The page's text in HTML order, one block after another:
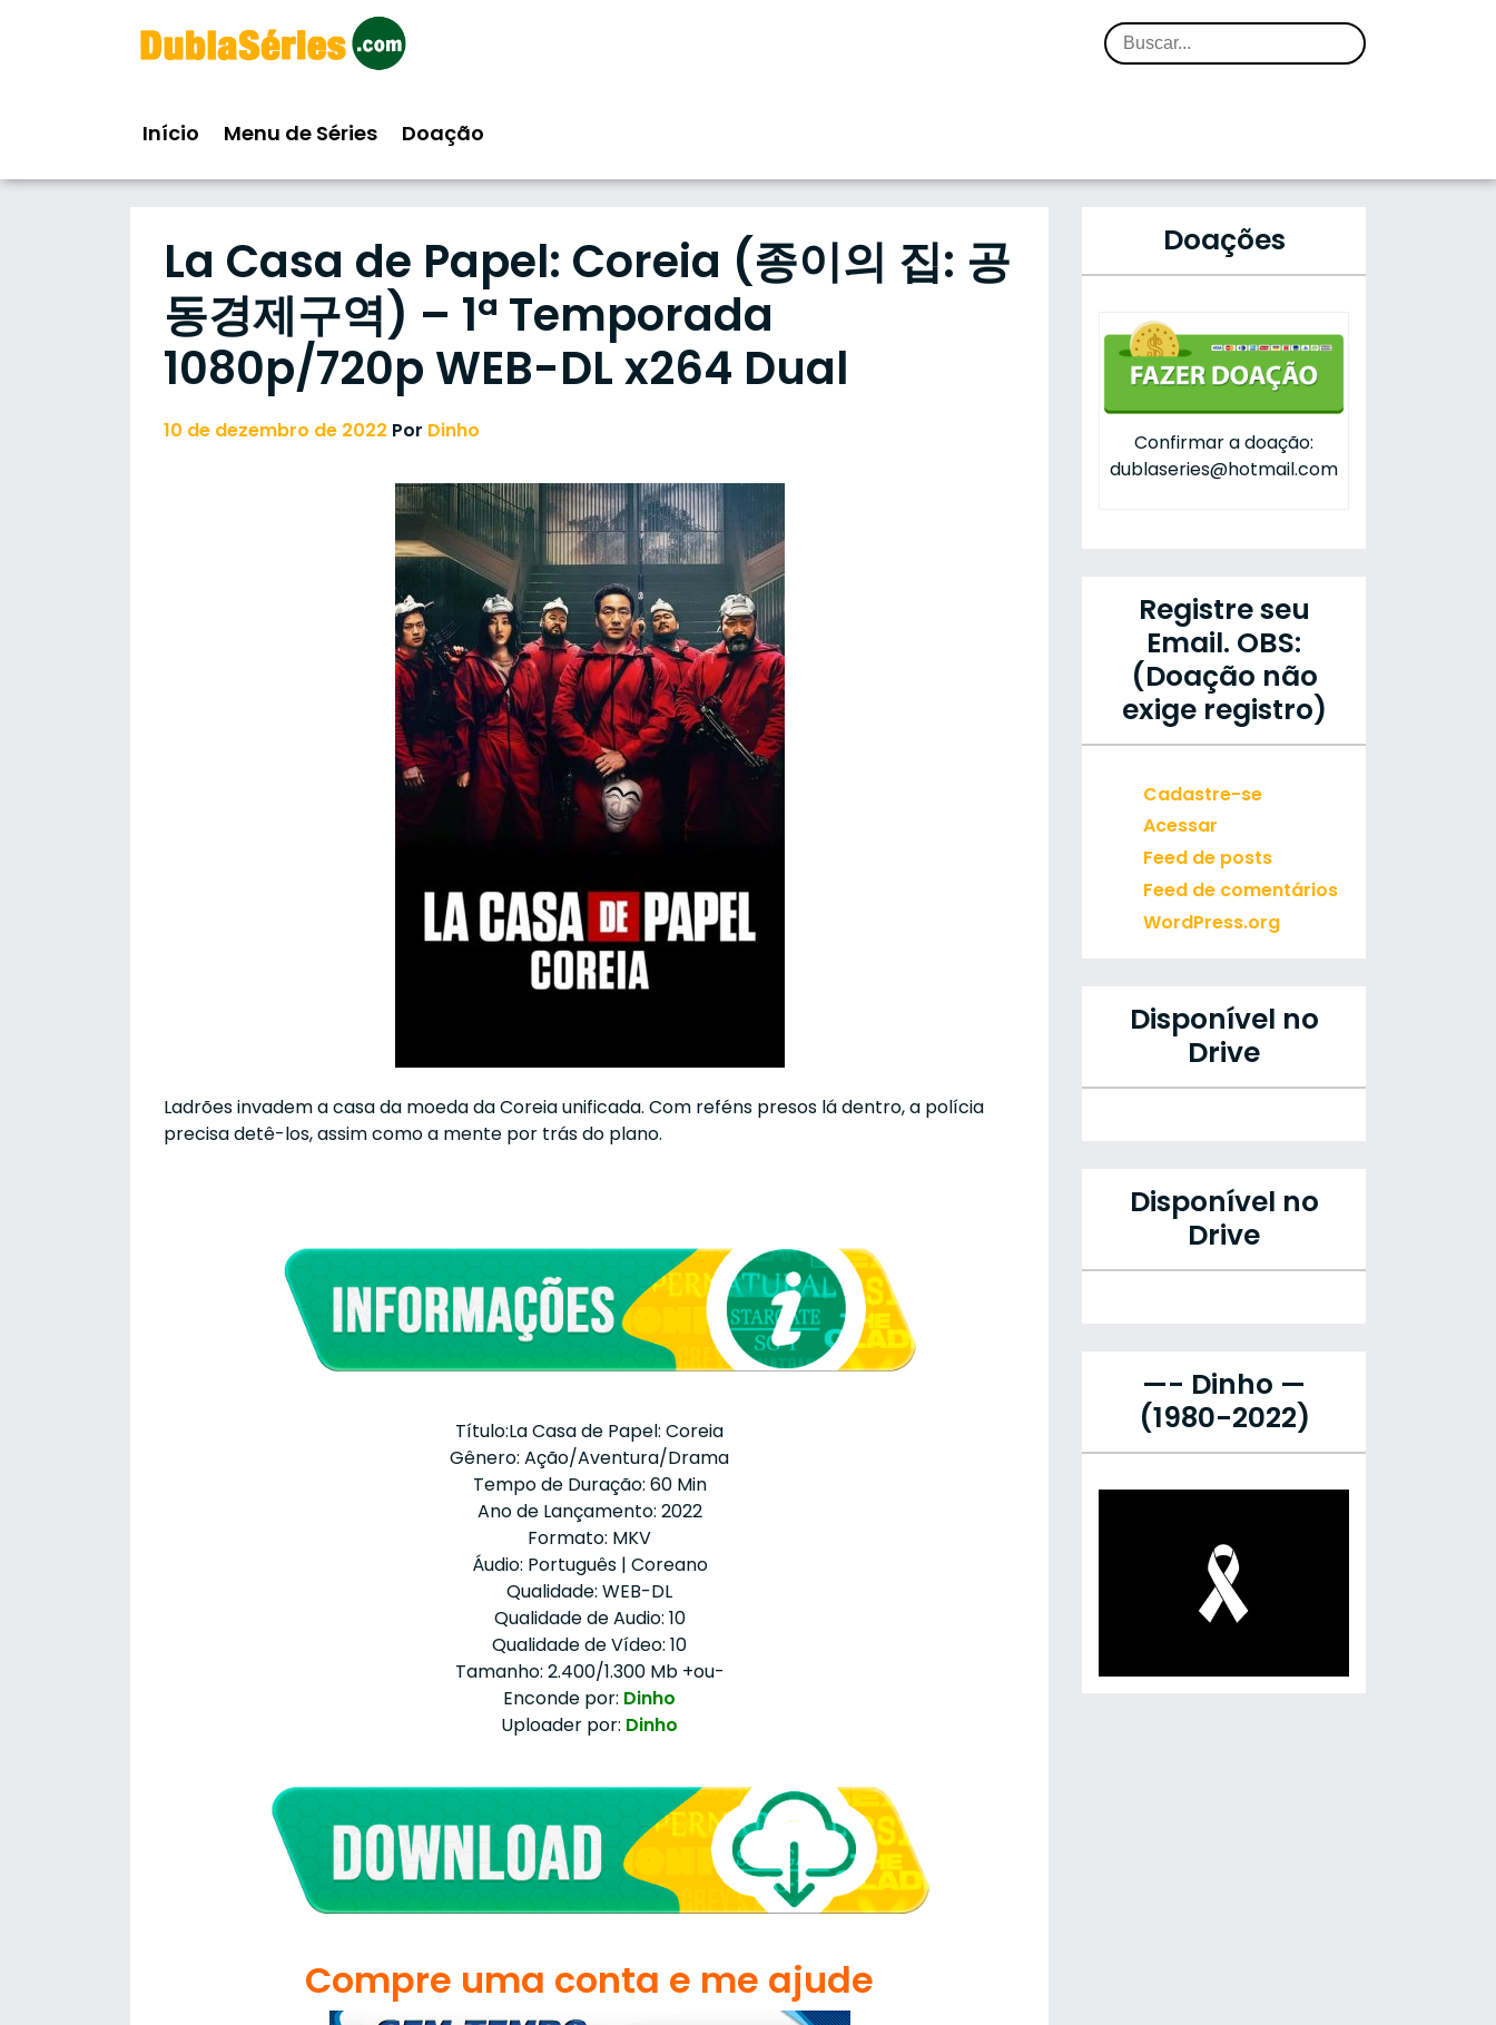
Início Menu de Séries Doação
La Casa de Papel: Coreia (종이의 집: 공
동경제구역) – 1ª Temporada
1080p/720p WEB-DL x264 Dual
10 de dezembro de 2022 Por Dinho
Ladrões invadem a casa da moeda da Coreia unificada. Com reféns presos lá dentro, a polícia
precisa detê-los, assim como a mente por trás do plano.
Título:La Casa de Papel: Coreia
Gênero: Ação/Aventura/Drama
Tempo de Duração: 60 Min
Ano de Lançamento: 2022
Formato: MKV
Áudio: Português | Coreano
Qualidade: WEB-DL
Qualidade de Audio: 10
Qualidade de Vídeo: 10
Tamanho: 2.400/1.300 Mb +ou-
Enconde por: Dinho
Uploader por: Dinho
Compre uma conta e me ajude
Doações
Confirmar a doação:
dublaseries@hotmail.com
Registre seu
Email. OBS:
(Doação não
exige registro)
Cadastre-se
Acessar
Feed de posts
Feed de comentários
WordPress.org
Disponível no
Drive
Disponível no
Drive
—- Dinho —
(1980-2022)